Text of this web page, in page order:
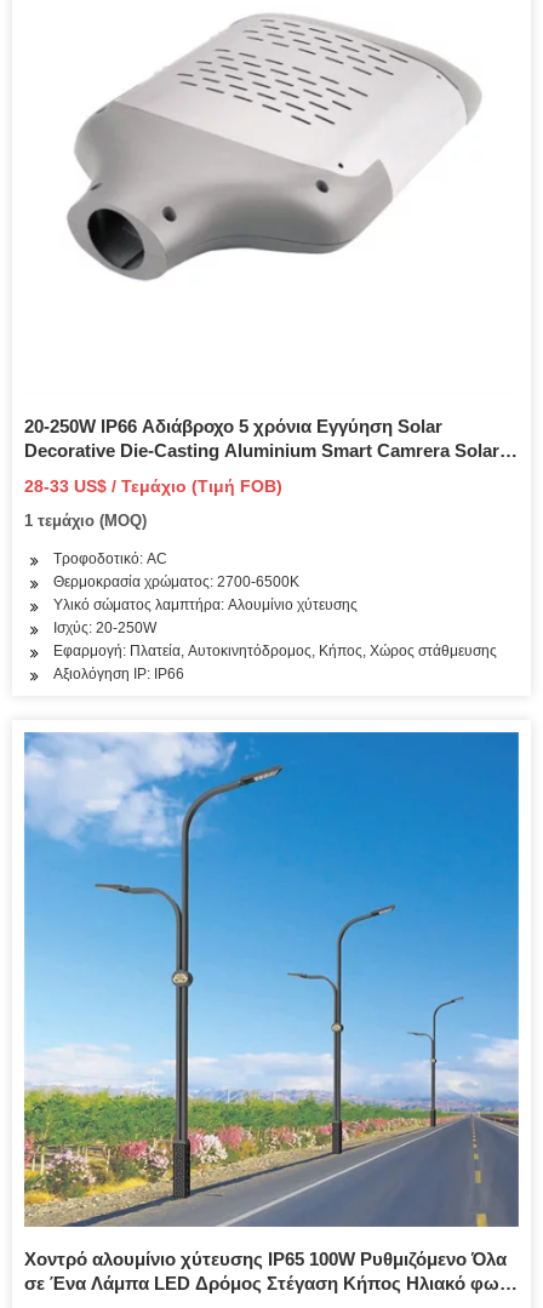
20-250W IP66 Αδιάβροχο 5 χρόνια Εγγύηση Solar
Decorative Die-Casting Aluminium Smart Camrera Solar
Flood Light LED Φωτιστικό δρόμου για τον
κατασκευαστή Park
28-33 US$ / Τεμάχιο (Τιμή FOB)
1 τεμάχιο (MOQ)
Τροφοδοτικό: AC
Θερμοκρασία χρώματος: 2700-6500K
Υλικό σώματος λαμπτήρα: Αλουμίνιο χύτευσης
Ισχύς: 20-250W
Εφαρμογή: Πλατεία, Αυτοκινητόδρομος, Κήπος, Χώρος στάθμευσης
Αξιολόγηση IP: IP66
Χοντρό αλουμίνιο χύτευσης IP65 100W Ρυθμιζόμενο Όλα
σε Ένα Λάμπα LED Δρόμος Στέγαση Κήπος Ηλιακό φως